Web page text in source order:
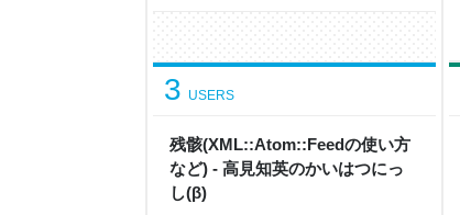
残骸(XML::Atom::Feedの使い方
など) - 高見知英のかいはつにっ
し(β)
3 USERS